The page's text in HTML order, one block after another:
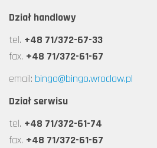
Dział handlowy
tel. +48 71/372-67-33
fax. +48 71/372-61-67
email: bingo@bingo.wroclaw.pl
Dział serwisu
tel. +48 71/372-61-74
fax. +48 71/372-61-67